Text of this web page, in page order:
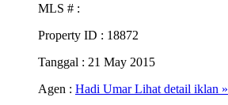
MLS # :
Property ID : 18872
Tanggal : 21 May 2015
Agen : Hadi UmarLihat detail iklan »